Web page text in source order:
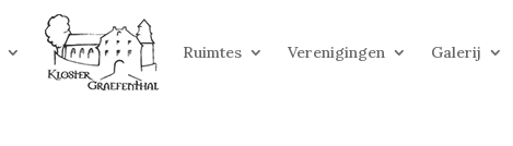
Ruimtes Verenigingen Galerij